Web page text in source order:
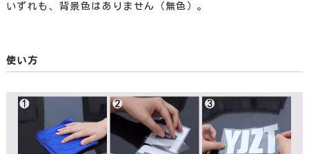
いずれも、背景色はありません（無色）。
使い方